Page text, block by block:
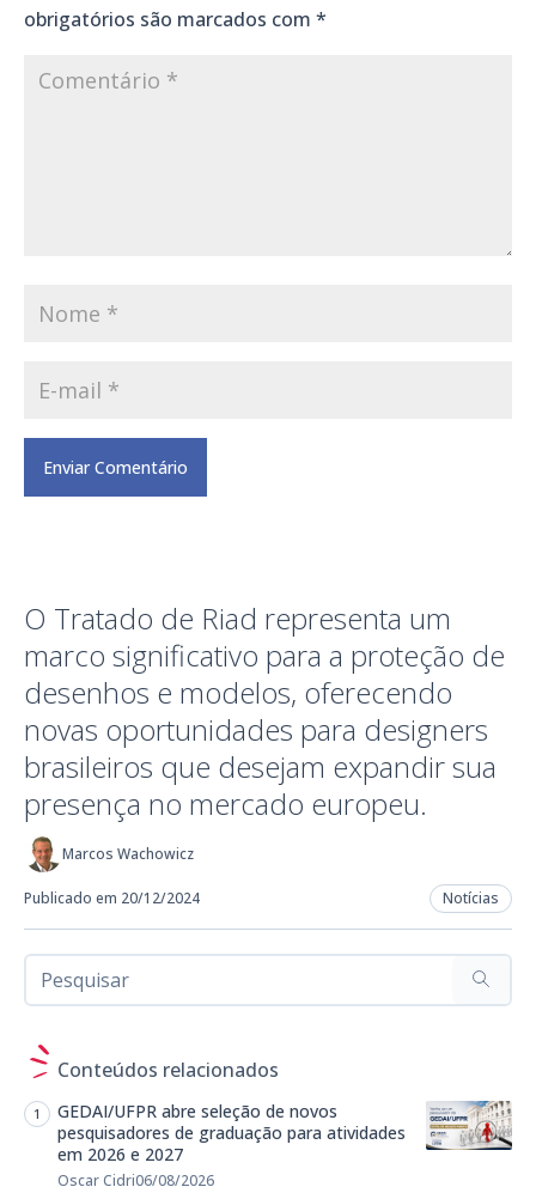
obrigatórios são marcados com *
O Tratado de Riad representa um
marco significativo para a proteção de
desenhos e modelos, oferecendo
novas oportunidades para designers
brasileiros que desejam expandir sua
presença no mercado europeu.
Marcos Wachowicz
Publicado em 20/12/2024 Notícias
Conteúdos relacionados
GEDAI/UFPR abre seleção de novos
pesquisadores de graduação para atividades
em 2026 e 2027
Oscar Cidri06/08/2026